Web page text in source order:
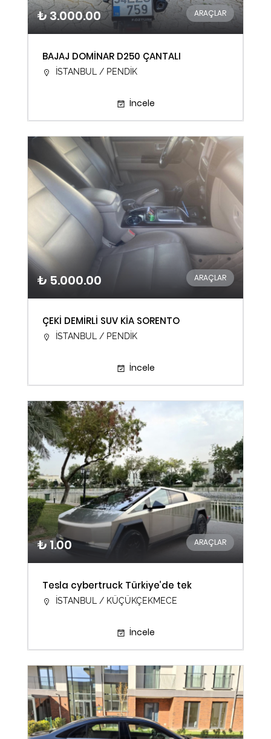
₺ 3.000.00 ARAÇLAR
BAJAJ DOMİNAR D250 ÇANTALI
İSTANBUL / PENDİK
İncele
₺ 5.000.00 ARAÇLAR
ÇEKİ DEMİRLİ SUV KİA SORENTO
İSTANBUL / PENDİK
İncele
₺ 1.00 ARAÇLAR
Tesla cybertruck Türkiye’de tek
İSTANBUL / KÜÇÜKÇEKMECE
İncele